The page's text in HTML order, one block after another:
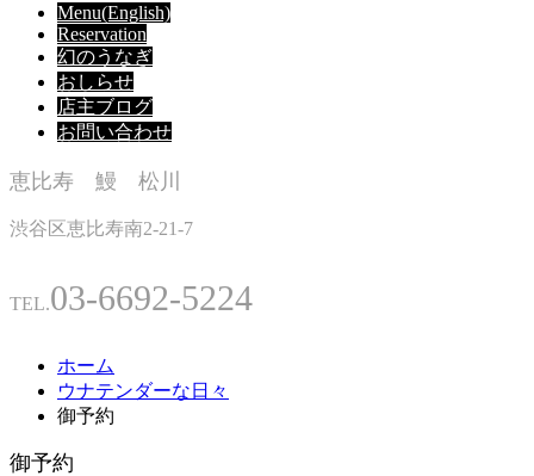
Menu(English)
Reservation
幻のうなぎ
おしらせ
店主ブログ
お問い合わせ
恵比寿 鰻 松川
渋谷区恵比寿南2-21-7
TEL.03-6692-5224
ホーム
ウナテンダーな日々
御予約
御予約